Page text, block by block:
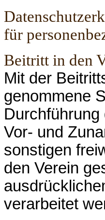
für
Beitritt in den
Mit der
genommene
Vor- und
sonstigen
den Verein
verarbeitet